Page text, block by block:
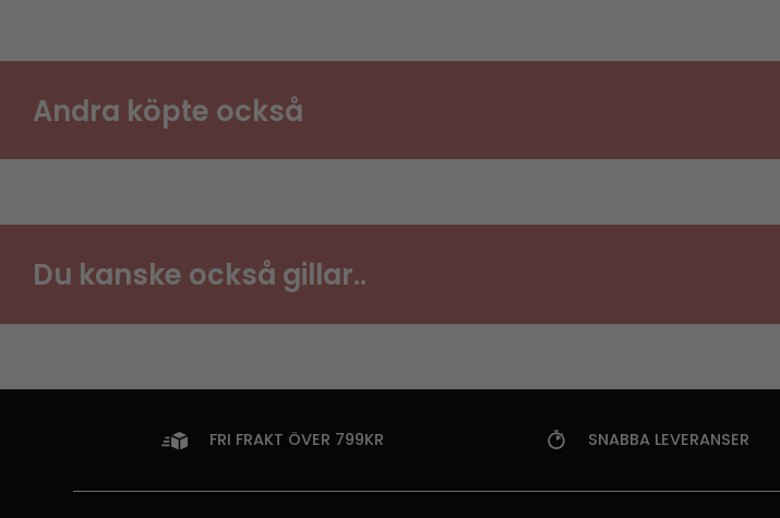
Andra köpte också
Du kanske också gillar..
FRI FRAKT ÖVER 799KR SNABBA LEVERANSER